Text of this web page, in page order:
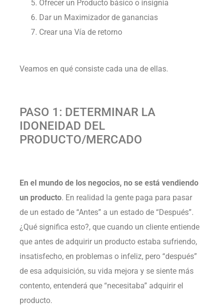
Ofrecer un Producto básico o insignia
Dar un Maximizador de ganancias
Crear una Vía de retorno
Veamos en qué consiste cada una de ellas.
PASO 1: DETERMINAR LA
IDONEIDAD DEL
PRODUCTO/MERCADO
En el mundo de los negocios, no se está vendiendo
un producto. En realidad la gente paga para pasar
de un estado de “Antes” a un estado de “Después”.
¿Qué significa esto?, que cuando un cliente entiende
que antes de adquirir un producto estaba sufriendo,
insatisfecho, en problemas o infeliz, pero “después”
de esa adquisición, su vida mejora y se siente más
contento, entenderá que “necesitaba” adquirir el
producto.